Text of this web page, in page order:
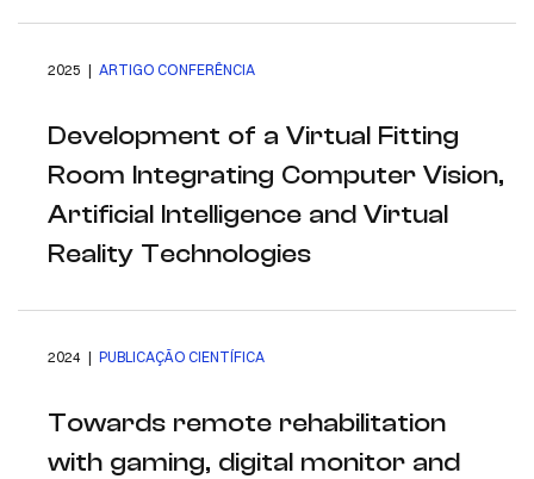
2025 | ARTIGO CONFERÊNCIA
Development of a Virtual Fitting
Room Integrating Computer Vision,
Artificial Intelligence and Virtual
Reality Technologies
2024 | PUBLICAÇÃO CIENTÍFICA
Towards remote rehabilitation
with gaming, digital monitor and